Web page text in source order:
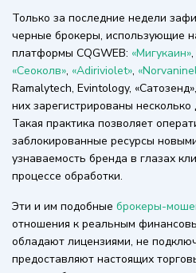
Только за последние недели
черные брокеры, использующие
платформы CQGWEB: «Мигукаин»
«Сеоколв», «Adiriviolet»,
Ramalytech, Evintology,
них зарегистрированы
Такая практика позволяет
заблокированные ресурсы
узнаваемость бренда в глазах
процессе обработки.
Эти и им подобные брокеры-
отношения к реальным
обладают лицензиями, не
предоставляют настоящих